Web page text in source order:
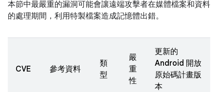
本節中最嚴重的漏洞可能會讓遠端攻擊者在媒體檔案和資料
的處理期間，利用特製檔案造成記憶體出錯。
CVE 參考資料
類
型
嚴
重
性
更新的
Android 開放
原始碼計畫版
本